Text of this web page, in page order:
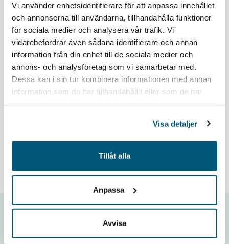
Vi använder enhetsidentifierare för att anpassa innehållet
och annonserna till användarna, tillhandahålla funktioner
för sociala medier och analysera vår trafik. Vi
vidarebefordrar även sådana identifierare och annan
information från din enhet till de sociala medier och
annons- och analysföretag som vi samarbetar med.
Dessa kan i sin tur kombinera informationen med annan
information som du har tillhandahållit eller som de har
Visa detaljer
Tillåt alla
Anpassa
Avvisa
Håll mig inloggad Glömt lösenord?
Logga in